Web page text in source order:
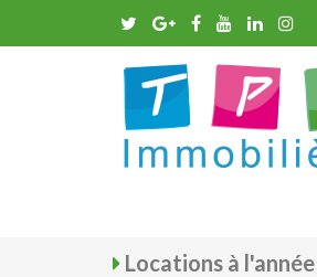
Locations à l'année